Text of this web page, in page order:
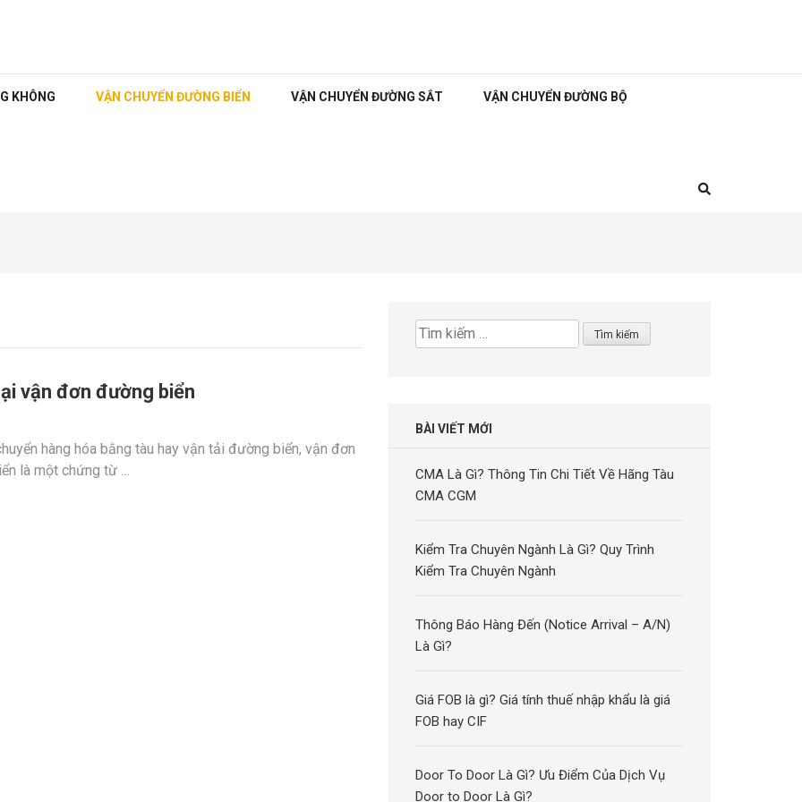
KHÔNG VẬN CHUYỂN ĐƯỜNG BIỂN VẬN CHUYỂN ĐƯỜNG SẮT VẬN CHUYỂN ĐƯỜNG BỘ
vận đơn đường biển
hàng hóa bằng tàu hay vận tải đường biển, vận đơn
là một chứng từ …
Tìm
kiếm
BÀI VIẾT MỚI
CMA Là Gì? Thông Tin Chi Tiết Về Hãng Tàu
CMA CGM
Kiểm Tra Chuyên Ngành Là Gì? Quy Trình
Kiểm Tra Chuyên Ngành
Thông Báo Hàng Đến (Notice Arrival – A/N)
Là Gì?
Giá FOB là gì? Giá tính thuế nhập khẩu là giá
FOB hay CIF
Door To Door Là Gì? Ưu Điểm Của Dịch Vụ
Door to Door Là Gì?